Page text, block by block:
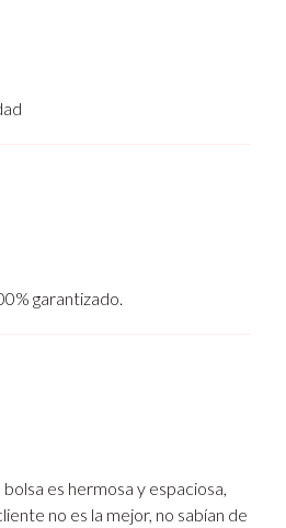
garantizado.
es hermosa y espaciosa,
no es la mejor, no sabían de